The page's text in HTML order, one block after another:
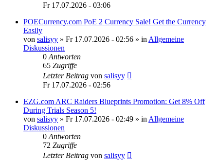
Fr 17.07.2026 - 03:06
POECurrency.com PoE 2 Currency Sale! Get the Currency
Easily
von salisyy » Fr 17.07.2026 - 02:56 » in Allgemeine
Diskussionen
0 Antworten
65 Zugriffe
Letzter Beitrag von salisyy
Fr 17.07.2026 - 02:56
EZG.com ARC Raiders Blueprints Promotion: Get 8% Off
During Trials Season 5!
von salisyy » Fr 17.07.2026 - 02:49 » in Allgemeine
Diskussionen
0 Antworten
72 Zugriffe
Letzter Beitrag von salisyy